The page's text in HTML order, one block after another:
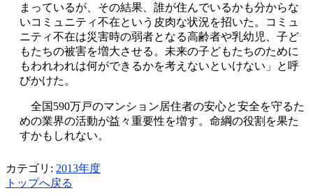
まっているが、その結果、誰が住んでいるかも分からな
いコミュニティ不在という皮肉な状況を招いた。コミュ
ニティ不在は災害時の弱者となる高齢者や乳幼児、子ど
もたちの被害を増大させる。未来の子どもたちのために
もわれわれは何ができるかを考えないといけない」と呼
びかけた。
全国590万戸のマンション居住者の安心と安全を守るた
めの業界の活動が益々重要性を増す。命綱の役割を果た
すかもしれない。
カテゴリ: 2013年度
トップへ戻る